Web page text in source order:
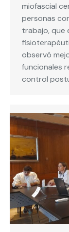
miofascial
personas
trabajo, que
observó
funcionales
control